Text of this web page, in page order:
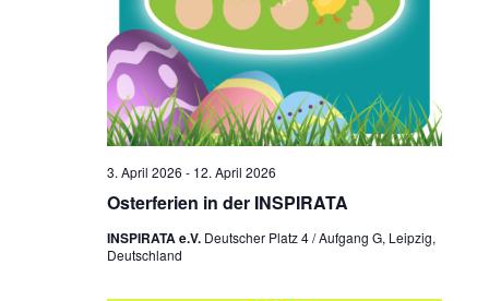
Osterferien in der INSPIRATA
3. April 2026 - 12. April 2026
INSPIRATA e.V. Deutscher Platz 4 / Aufgang G, Leipzig,
Deutschland